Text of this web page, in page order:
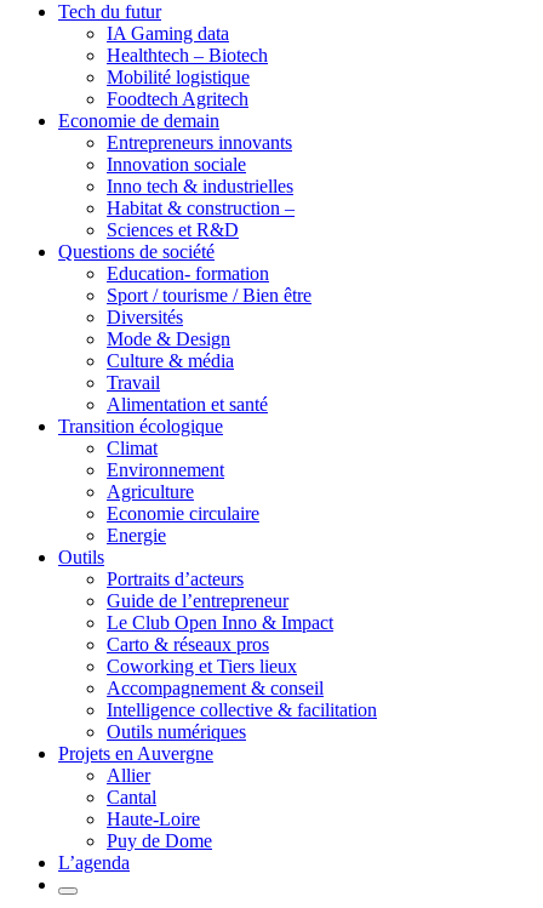
Tech du futur
IA Gaming data
Healthtech – Biotech
Mobilité logistique
Foodtech Agritech
Economie de demain
Entrepreneurs innovants
Innovation sociale
Inno tech & industrielles
Habitat & construction –
Sciences et R&D
Questions de société
Education- formation
Sport / tourisme / Bien être
Diversités
Mode & Design
Culture & média
Travail
Alimentation et santé
Transition écologique
Climat
Environnement
Agriculture
Economie circulaire
Energie
Outils
Portraits d’acteurs
Guide de l’entrepreneur
Le Club Open Inno & Impact
Carto & réseaux pros
Coworking et Tiers lieux
Accompagnement & conseil
Intelligence collective & facilitation
Outils numériques
Projets en Auvergne
Allier
Cantal
Haute-Loire
Puy de Dome
L’agenda